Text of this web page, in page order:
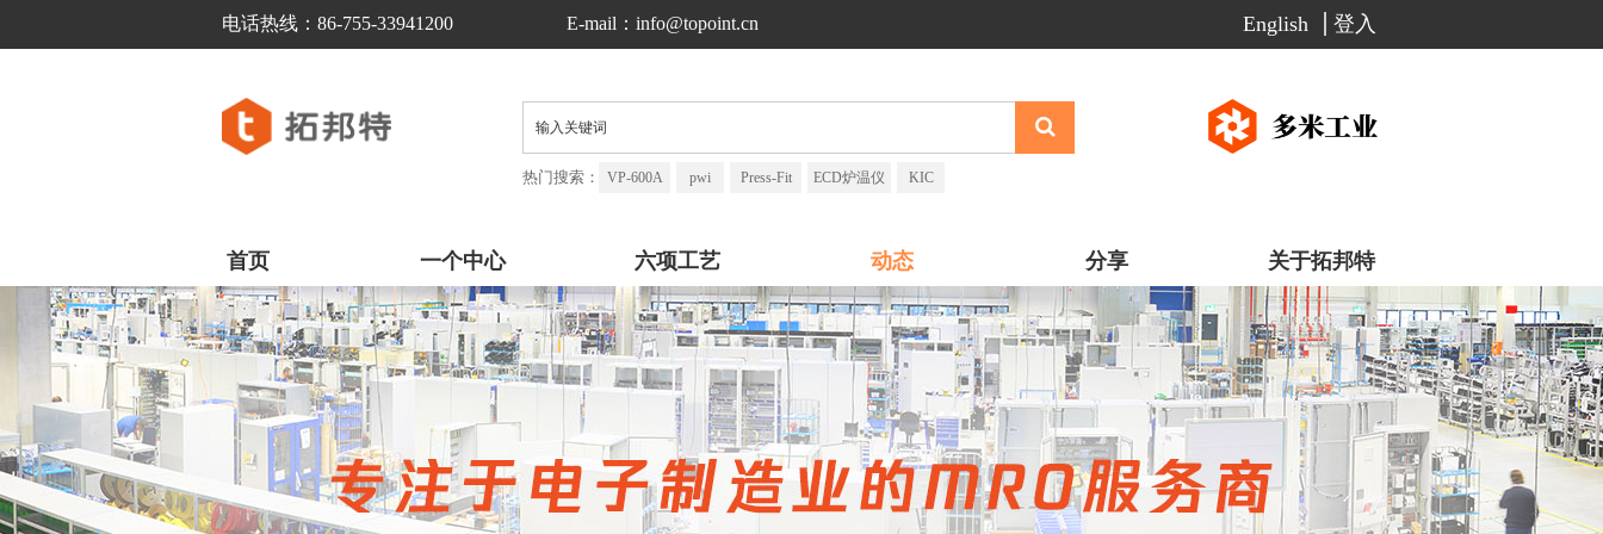
电话热线：86-755-33941200 E-mail：info@topoint.cn English 登入
首页 一个中心 六项工艺 动态 分享 关于拓邦特
热门搜索： VP-600A pwi Press-Fit ECD炉温仪 KIC